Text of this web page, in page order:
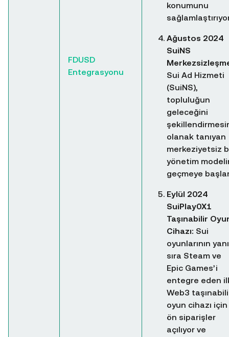
FDUSD
Entegrasyonu
konumunu
Ağustos 2024
SuiNS
Sui Ad Hizmeti
(SuiNS),
topluluğun
geleceğini
olanak tanıyan
merkeziyetsiz
yönetim
geçmeye
Eylül 2024
SuiPlay0X1
Taşınabilir
Cihazı: Sui
oyunlarının yanı
sıra Steam ve
Epic Games’i
entegre eden
Web3
oyun cihazı için
ön siparişler
açılıyor ve